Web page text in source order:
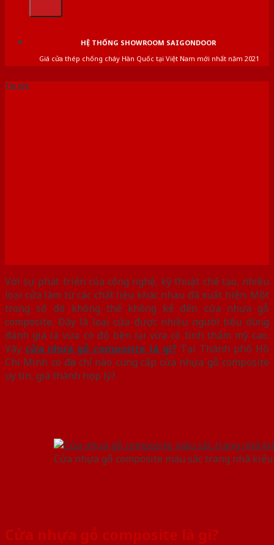
HỆ THỐNG SHOWROOM SAIGONDOOR
Giá cửa thép chống cháy Hàn Quốc tại Việt Nam mới nhất năm 2021
Tin tức
Với sự phát triển của công nghệ, kỹ thuật chế tạo, nhiều
loại cửa làm từ các chất liệu khác nhau đã xuất hiện. Một
trong số đó không thể không kể đến cửa nhựa gỗ
composite. Đây là loại cửa được nhiều người tiêu dùng
đánh giá là vừa có độ bền lại vừa có tính thẩm mỹ cao.
Vậy cửa nhựa gỗ composite là gì?Tại Thành phố Hồ
Chí Minh có địa chỉ nào cung cấp cửa nhựa gỗ composite
uy tín, giá thành hợp lý?.
Cửa nhựa gỗ composite màu sắc trang nhã
Cửa nhựa gỗ composite là gì?